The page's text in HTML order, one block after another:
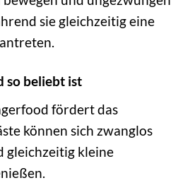
sie gleichzeitig eine
so beliebt ist
fördert das
können sich zwanglos
gleichzeitig kleine